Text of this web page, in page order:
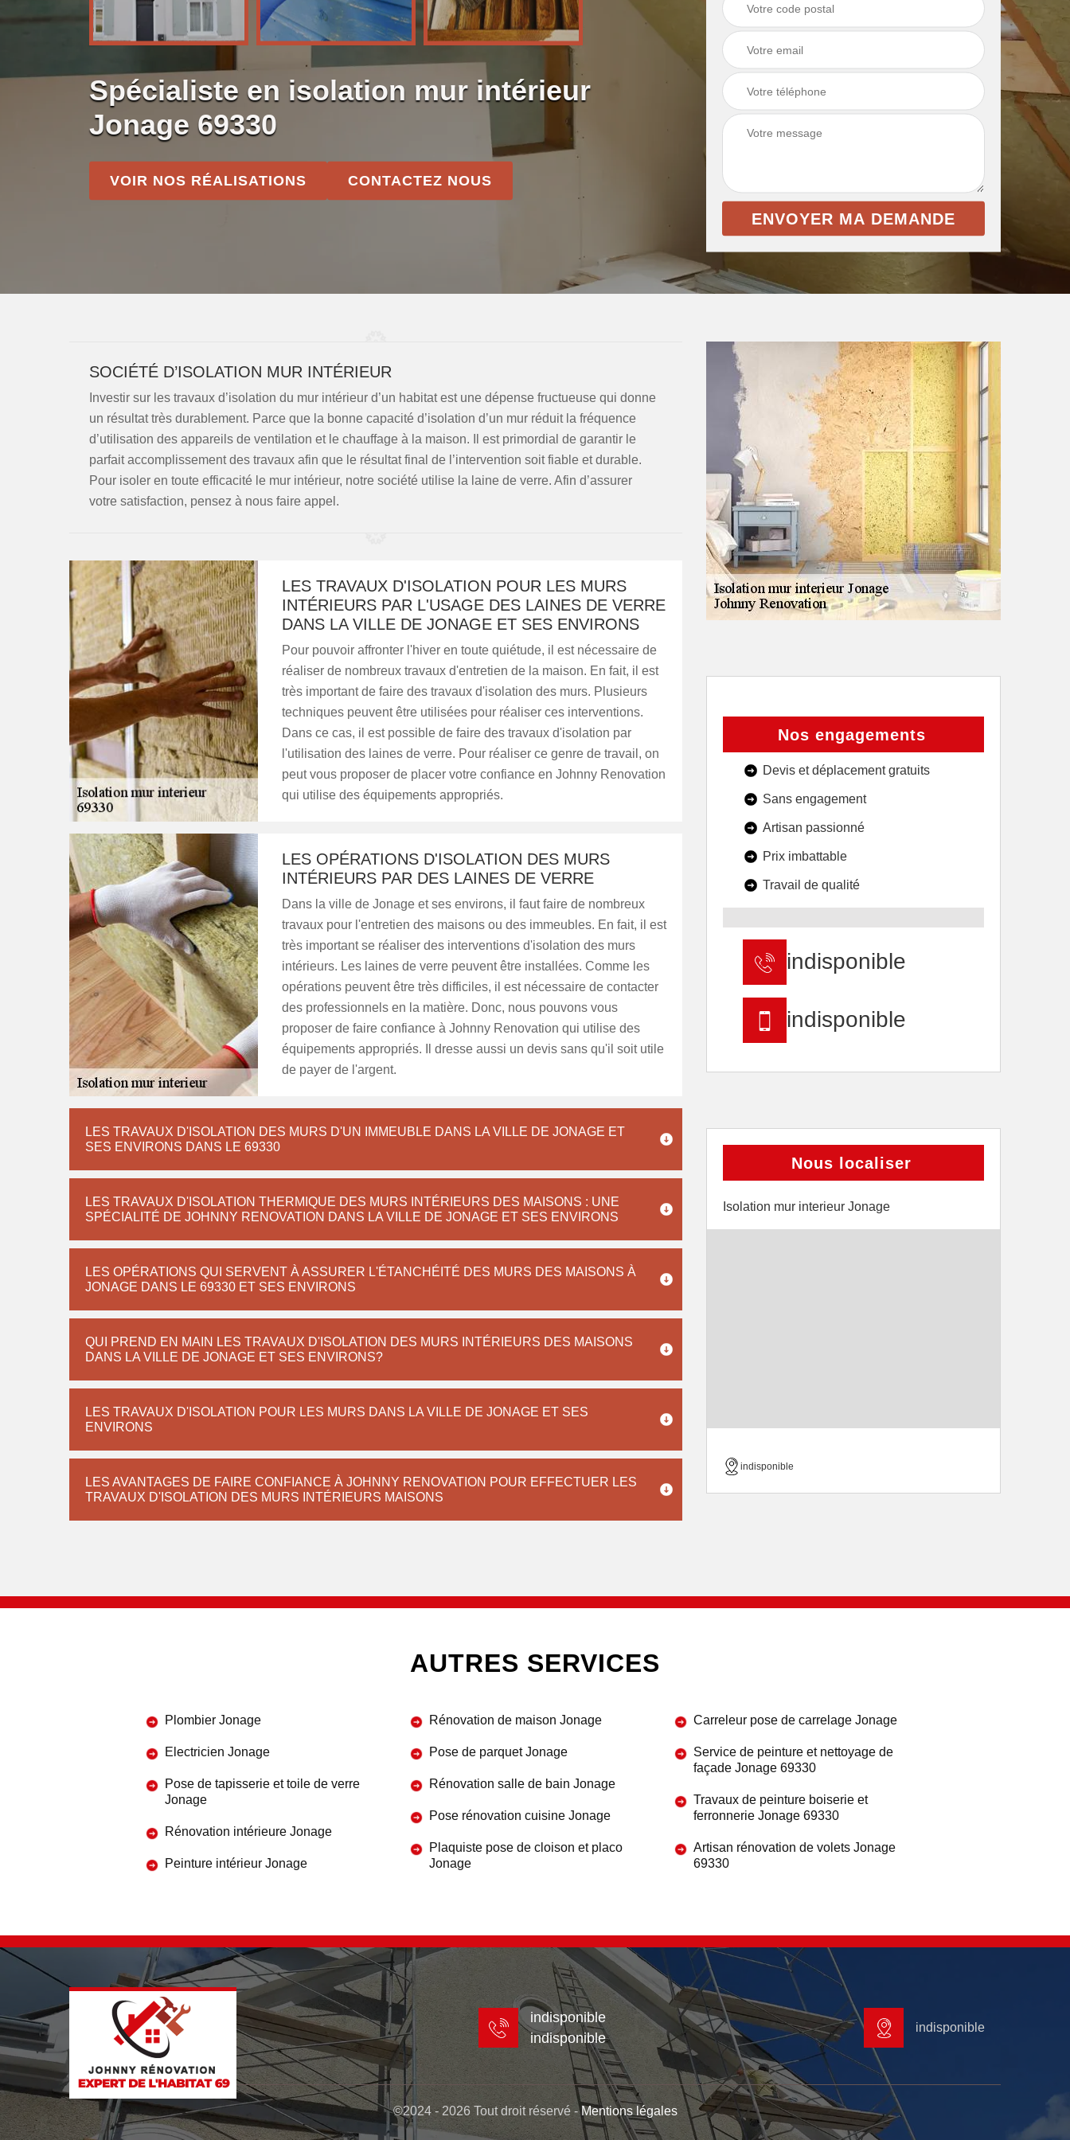
Spécialiste en isolation mur intérieur
Jonage 69330
VOIR NOS RÉALISATIONS CONTACTEZ NOUS
SOCIÉTÉ D’ISOLATION MUR INTÉRIEUR
Investir sur les travaux d’isolation du mur intérieur d’un habitat est une dépense fructueuse qui donne
un résultat très durablement. Parce que la bonne capacité d’isolation d’un mur réduit la fréquence
d’utilisation des appareils de ventilation et le chauffage à la maison. Il est primordial de garantir le
parfait accomplissement des travaux afin que le résultat final de l’intervention soit fiable et durable.
Pour isoler en toute efficacité le mur intérieur, notre société utilise la laine de verre. Afin d’assurer
votre satisfaction, pensez à nous faire appel.
LES TRAVAUX D'ISOLATION POUR LES MURS
INTÉRIEURS PAR L'USAGE DES LAINES DE VERRE
DANS LA VILLE DE JONAGE ET SES ENVIRONS
Pour pouvoir affronter l'hiver en toute quiétude, il est nécessaire de
réaliser de nombreux travaux d'entretien de la maison. En fait, il est
très important de faire des travaux d'isolation des murs. Plusieurs
techniques peuvent être utilisées pour réaliser ces interventions.
Dans ce cas, il est possible de faire des travaux d'isolation par
l'utilisation des laines de verre. Pour réaliser ce genre de travail, on
peut vous proposer de placer votre confiance en Johnny Renovation
qui utilise des équipements appropriés.
LES OPÉRATIONS D'ISOLATION DES MURS
INTÉRIEURS PAR DES LAINES DE VERRE
Dans la ville de Jonage et ses environs, il faut faire de nombreux
travaux pour l'entretien des maisons ou des immeubles. En fait, il est
très important se réaliser des interventions d'isolation des murs
intérieurs. Les laines de verre peuvent être installées. Comme les
opérations peuvent être très difficiles, il est nécessaire de contacter
des professionnels en la matière. Donc, nous pouvons vous
proposer de faire confiance à Johnny Renovation qui utilise des
équipements appropriés. Il dresse aussi un devis sans qu'il soit utile
de payer de l'argent.
LES TRAVAUX D'ISOLATION DES MURS D'UN IMMEUBLE DANS LA VILLE DE JONAGE ET
SES ENVIRONS DANS LE 69330
LES TRAVAUX D'ISOLATION THERMIQUE DES MURS INTÉRIEURS DES MAISONS : UNE
SPÉCIALITÉ DE JOHNNY RENOVATION DANS LA VILLE DE JONAGE ET SES ENVIRONS
LES OPÉRATIONS QUI SERVENT À ASSURER L'ÉTANCHÉITÉ DES MURS DES MAISONS À
JONAGE DANS LE 69330 ET SES ENVIRONS
QUI PREND EN MAIN LES TRAVAUX D'ISOLATION DES MURS INTÉRIEURS DES MAISONS
DANS LA VILLE DE JONAGE ET SES ENVIRONS?
LES TRAVAUX D'ISOLATION POUR LES MURS DANS LA VILLE DE JONAGE ET SES
ENVIRONS
LES AVANTAGES DE FAIRE CONFIANCE À JOHNNY RENOVATION POUR EFFECTUER LES
TRAVAUX D'ISOLATION DES MURS INTÉRIEURS MAISONS
Nos engagements
Devis et déplacement gratuits
Sans engagement
Artisan passionné
Prix imbattable
Travail de qualité
indisponible
indisponible
Nous localiser
Isolation mur interieur Jonage
indisponible
AUTRES SERVICES
Plombier Jonage
Electricien Jonage
Pose de tapisserie et toile de verre
Jonage
Rénovation intérieure Jonage
Peinture intérieur Jonage
Rénovation de maison Jonage
Pose de parquet Jonage
Rénovation salle de bain Jonage
Pose rénovation cuisine Jonage
Plaquiste pose de cloison et placo
Jonage
Carreleur pose de carrelage Jonage
Service de peinture et nettoyage de
façade Jonage 69330
Travaux de peinture boiserie et
ferronnerie Jonage 69330
Artisan rénovation de volets Jonage
69330
indisponible
indisponible
indisponible
©2024 - 2026 Tout droit réservé -Mentions légales